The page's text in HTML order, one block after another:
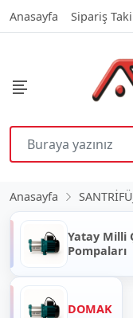
Anasayfa Sipariş
Anasayfa
Yatay Milli
Pompaları
DOMAK